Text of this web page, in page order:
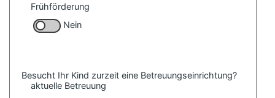
Frühförderung
Nein
Besucht Ihr Kind zurzeit eine Betreuungseinrichtung?
aktuelle Betreuung